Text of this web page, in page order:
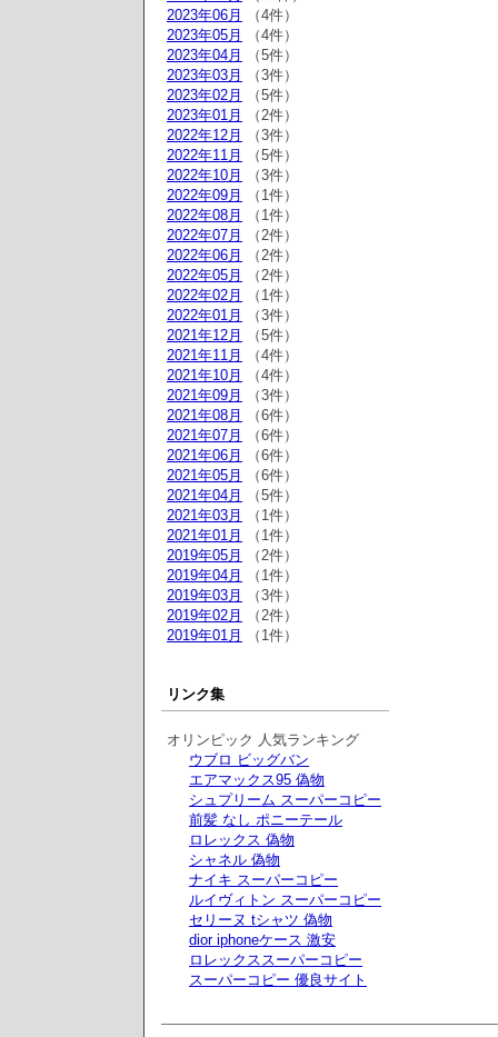
2023年06月
（4件）
2023年05月
（4件）
2023年04月
（5件）
2023年03月
（3件）
2023年02月
（5件）
2023年01月
（2件）
2022年12月
（3件）
2022年11月
（5件）
2022年10月
（3件）
2022年09月
（1件）
2022年08月
（1件）
2022年07月
（2件）
2022年06月
（2件）
2022年05月
（2件）
2022年02月
（1件）
2022年01月
（3件）
2021年12月
（5件）
2021年11月
（4件）
2021年10月
（4件）
2021年09月
（3件）
2021年08月
（6件）
2021年07月
（6件）
2021年06月
（6件）
2021年05月
（6件）
2021年04月
（5件）
2021年03月
（1件）
2021年01月
（1件）
2019年05月
（2件）
2019年04月
（1件）
2019年03月
（3件）
2019年02月
（2件）
2019年01月
（1件）
リンク集
オリンピック 人気ランキング
ウブロ ビッグバン
エアマックス95 偽物
シュプリーム スーパーコピー
前髪 なし ポニーテール
ロレックス 偽物
シャネル 偽物
ナイキ スーパーコピー
ルイヴィトン スーパーコピー
セリーヌ tシャツ 偽物
dior iphoneケース 激安
ロレックススーパーコピー
スーパーコピー 優良サイト